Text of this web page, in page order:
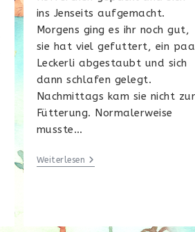
ins Jenseits aufgemacht.
Morgens ging es ihr noch gut,
sie hat viel gefuttert, ein
Leckerli abgestaubt und sich
dann schlafen gelegt.
Nachmittags kam sie nicht
Fütterung. Normalerweise
musste…
Weiterlesen Till
The